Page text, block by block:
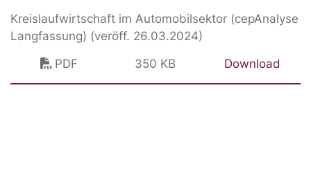
Kreislaufwirtschaft im Automobilsektor (cepAnalyse
Langfassung) (veröff. 26.03.2024)
PDF
350 KB Download